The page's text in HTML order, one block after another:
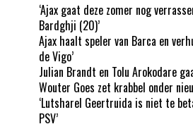
‘Ajax gaat deze zomer nog
Bardghji (20)’
Ajax haalt speler van Barca en
de Vigo’
Julian Brandt en Tolu Arokodare
Wouter Goes zet krabbel onder
‘Lutsharel Geertruida is niet te
PSV’